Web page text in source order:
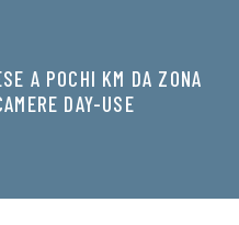
A POCHI KM DA ZONA
DAY-USE